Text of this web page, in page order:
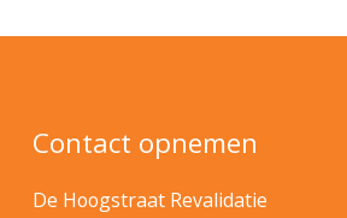
Contact opnemen
De Hoogstraat Revalidatie